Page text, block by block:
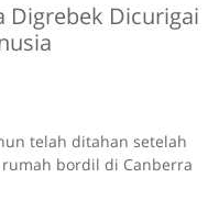
Digrebek Dicurigai
telah ditahan setelah
bordil di Canberra